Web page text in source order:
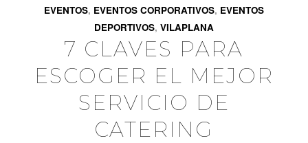
EVENTOS, EVENTOS CORPORATIVOS, EVENTOS
DEPORTIVOS, VILAPLANA
7 CLAVES PARA
ESCOGER EL MEJOR
SERVICIO DE
CATERING